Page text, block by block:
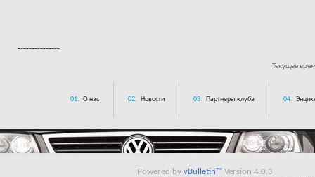
---------------
Текущее
01. О нас 02. Новости 03. Партнеры клуба 04.
Powered by vBulletin™ Version 4.0.3